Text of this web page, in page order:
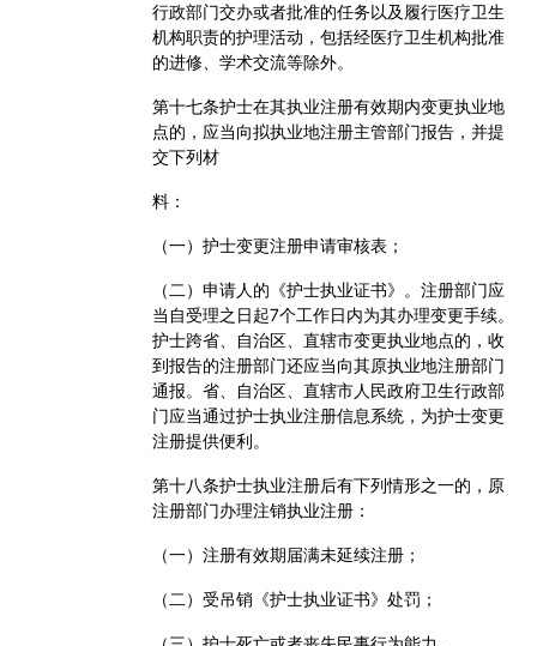
行政部门交办或者批准的任务以及履行医疗卫生
机构职责的护理活动，包括经医疗卫生机构批准
的进修、学术交流等除外。
第十七条护士在其执业注册有效期内变更执业地
点的，应当向拟执业地注册主管部门报告，并提
交下列材
料：
（一）护士变更注册申请审核表；
（二）申请人的《护士执业证书》。注册部门应
当自受理之日起7个工作日内为其办理变更手续。
护士跨省、自治区、直辖市变更执业地点的，收
到报告的注册部门还应当向其原执业地注册部门
通报。省、自治区、直辖市人民政府卫生行政部
门应当通过护士执业注册信息系统，为护士变更
注册提供便利。
第十八条护士执业注册后有下列情形之一的，原
注册部门办理注销执业注册：
（一）注册有效期届满未延续注册；
（二）受吊销《护士执业证书》处罚；